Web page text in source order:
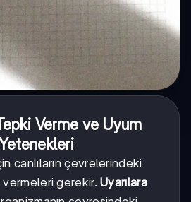
Verme ve Uyum
canlıların çevrelerindeki
gerekir.Uyarılara